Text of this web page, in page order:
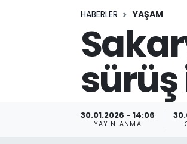
HABERLER YAŞAM
30.01.2026 - 14:06
YAYINLANMA